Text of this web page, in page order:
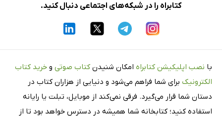
کتابراه را در شبکه‌های اجتماعی دنبال کنید.
با نصب اپلیکیشن کتابراه امکان شنیدن کتاب صوتی و خرید کتاب
الکترونیک برای شما فراهم می‌شود و دنیایی از هزاران کتاب در
دستان شما قرار می‌گیرد. فرقی نمی‌کند از موبایل، تبلت یا رایانه
استفاده کنید؛ کتابخانه شما همیشه در دسترس خواهد بود تا از